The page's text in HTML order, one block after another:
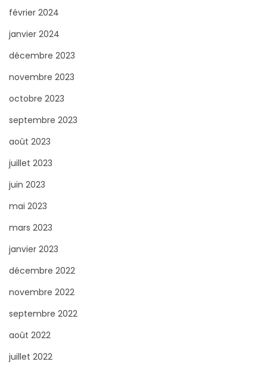
février 2024
janvier 2024
décembre 2023
novembre 2023
octobre 2023
septembre 2023
août 2023
juillet 2023
juin 2023
mai 2023
mars 2023
janvier 2023
décembre 2022
novembre 2022
septembre 2022
août 2022
juillet 2022